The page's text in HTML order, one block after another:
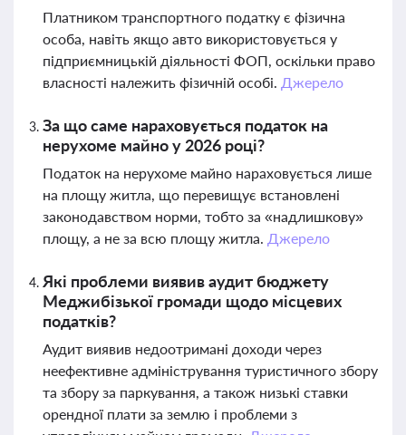
Платником транспортного податку є фізична
особа, навіть якщо авто використовується у
підприємницькій діяльності ФОП, оскільки право
власності належить фізичній особі. Джерело
За що саме нараховується податок на
нерухоме майно у 2026 році?
Податок на нерухоме майно нараховується лише
на площу житла, що перевищує встановлені
законодавством норми, тобто за «надлишкову»
площу, а не за всю площу житла. Джерело
Які проблеми виявив аудит бюджету
Меджибізької громади щодо місцевих
податків?
Аудит виявив недоотримані доходи через
неефективне адміністрування туристичного збору
та збору за паркування, а також низькі ставки
орендної плати за землю і проблеми з